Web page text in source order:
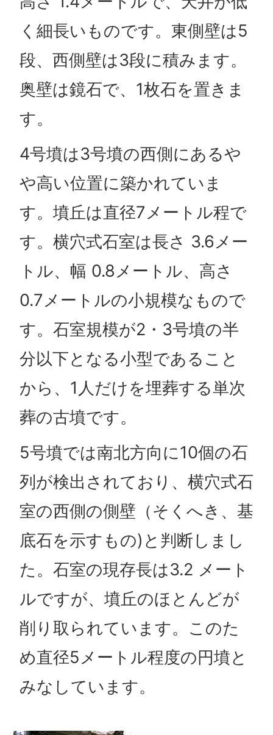
く細長いものです。東側壁は5
段、西側壁は3段に積みます。
奥壁は鏡石で、1枚石を置きま
す。
4号墳は3号墳の西側にあるや
や高い位置に築かれていま
す。墳丘は直径7メートル程で
す。横穴式石室は長さ 3.6メー
トル、幅 0.8メートル、高さ
0.7メートルの小規模なもので
す。石室規模が2・3号墳の半
分以下となる小型であること
から、1人だけを埋葬する単次
葬の古墳です。
5号墳では南北方向に10個の石
列が検出されており、横穴式石
室の西側の側壁（そくへき、基
底石を示すもの)と判断しまし
た。石室の現存長は3.2 メート
ルですが、墳丘のほとんどが
削り取られています。このた
め直径5メートル程度の円墳と
みなしています。